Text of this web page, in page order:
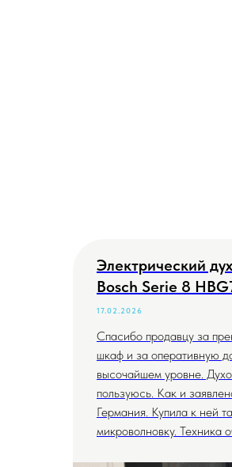
Электрический
Bosch Serie 8
17.02.2026
Спасибо продавцу за
шкаф и за оперативную
высочайшем уровне.
пользуюсь. Как и
Германия. Купила к ней
микроволновку. Техника